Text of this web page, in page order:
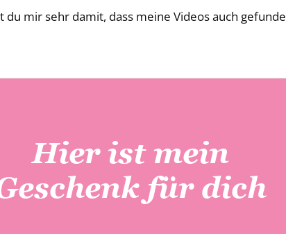
mir sehr damit, dass meine Videos auch
Hier ist mein
für dich